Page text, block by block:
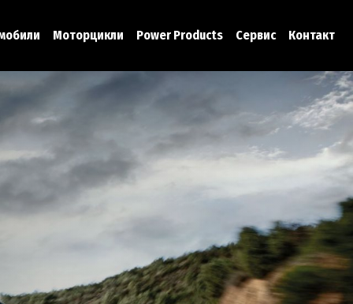
Моторцикли Power Products Сервис Контакт